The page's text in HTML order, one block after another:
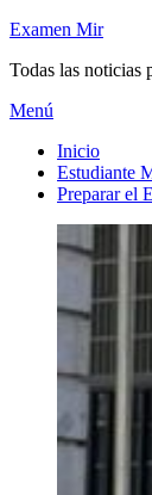
Saltar
contenido
Examen Mir
Todas las noticias
Menú
Inicio
Estudiante
Preparar el